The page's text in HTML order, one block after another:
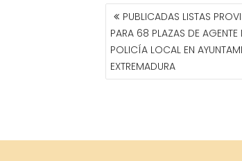
NAVEGACIÓN
DE
ENTRADAS
PUBLICADAS LISTAS
PARA 68 PLAZAS DE AGENTE
POLICÍA LOCAL EN
EXTREMADURA